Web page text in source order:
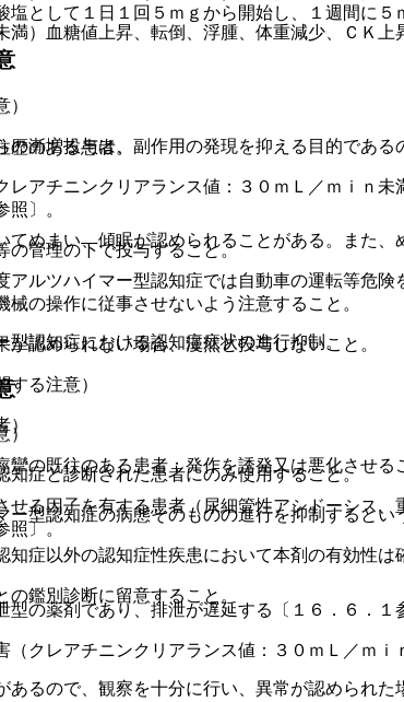
）血糖値上昇、転倒、浮腫、体重減少、ＣＫ
のある患者。
めまい、傾眠が認められることがある。また、
ルツハイマー型認知症では自動車の運転等危
の操作に従事させないよう注意すること。
認められない場合、漫然と投与しないこと。
る注意）
の既往のある患者：発作を誘発又は悪化させる
る因子を有する患者（尿細管性アシドーシス
照〕。
の薬剤であり、排泄が遅延する〔１６．６．１
クレアチニンクリアランス値：３０ｍＬ／ｍｉ
塩として１日１回５ｍｇから開始し、１週間に
漸増投与は、副作用の発現を抑える目的である
アチニンクリアランス値：３０ｍＬ／ｍｉｎ
〕。
管理の下で投与すること。
型認知症における認知症症状の進行抑制。
症と診断された患者にのみ使用すること。
型認知症の病態そのものの進行を抑制するとい
症以外の認知症性疾患において本剤の有効性は
鑑別診断に留意すること。
あるので、観察を十分に行い、異常が認められた